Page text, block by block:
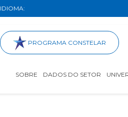
IDIOMA:
PROGRAMA CONSTELAR
SOBRE DADOS DO SETOR